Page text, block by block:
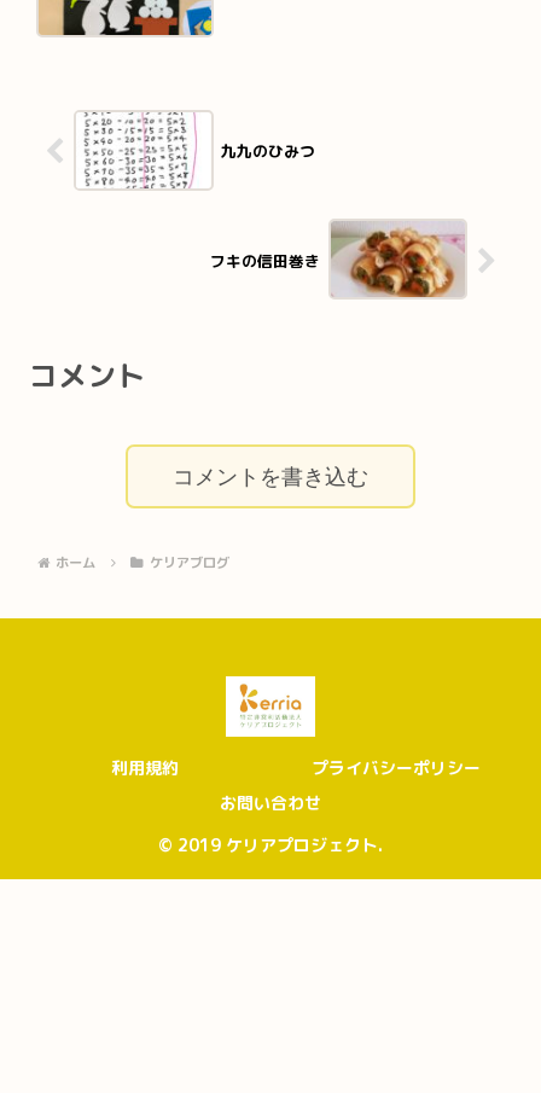
九九のひみつ
フキの信田巻き
コメント
コメントを書き込む
ホーム ケリアブログ
利用規約
プライバシーポリシー
お問い合わせ
© 2019 ケリアプロジェクト.